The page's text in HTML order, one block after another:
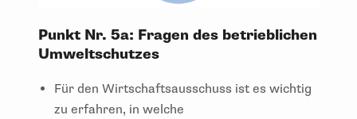
Punkt Nr. 5a: Fragen des betrieblichen
Umweltschutzes
Für den Wirtschaftsausschuss ist es wichtig
zu erfahren, in welche